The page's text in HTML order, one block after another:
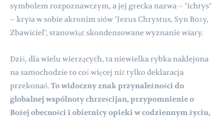
symbolem rozpoznawczym, a jej grecka nazwa – "ichtys"
– kryła w sobie akronim słów "Jezus Chrystus, Syn Boży,
Zbawiciel", stanowiąc skondensowane wyznanie wiary.
Dziś, dla wielu wierzących, ta niewielka rybka naklejona
na samochodzie to coś więcej niż tylko deklaracja
przekonań.To widoczny znak przynależności do
globalnej wspólnoty chrześcijan, przypomnienie o
Bożej obecności i obietnicy opieki w codziennym życiu,